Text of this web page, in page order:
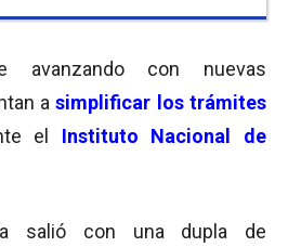
avanzando con nuevas
asimplificar los trámites
el Instituto Nacional de
salió con una dupla de